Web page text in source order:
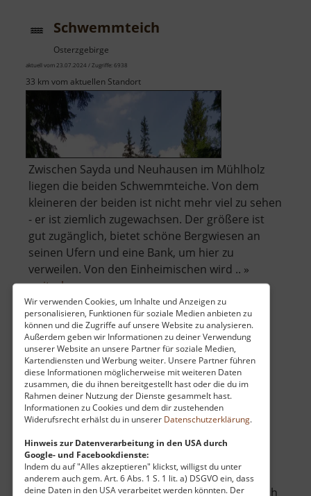
Wir verwenden Cookies, um Inhalte und Anzeigen zu
personalisieren, Funktionen für soziale Medien anbieten zu
können und die Zugriffe auf unsere Website zu analysieren.
Außerdem geben wir Informationen zu deiner Verwendung
unserer Website an unsere Partner für soziale Medien,
Kartendiensten und Werbung weiter. Unsere Partner führen
diese Informationen möglicherweise mit weiteren Daten
zusammen, die du ihnen bereitgestellt hast oder die du im
Rahmen deiner Nutzung der Dienste gesammelt hast.
Informationen zu Cookies und dem dir zustehenden
Widerufsrecht erhälst du in unserer Datenschutzerklärung.
Hinweis zur Datenverarbeitung in den USA durch
Google- und Facebookdienste:
Indem du auf "Alles akzeptieren" klickst, willigst du unter
anderem auch gem. Art. 6 Abs. 1 S. 1 lit. a) DSGVO ein, dass
deine Daten in den USA verarbeitet werden könnten. Der
Schwemmteich
Osterzgebirge
aktuell vom 23.07.2024 / Zugriffe: 6938
33 km vom aktuellen Standort
Zwischen Sayda und Neuhausen im Mühlholz
liegen die beiden Schwemmteiche. Von dem
kleineren der beiden ist nicht mehr viel zu sehen
- er ist ziemlich zugewachsen. Der größere ist
gut zugänglich, bietet schöne Bergwiesen an
seinen Ufern und eine Bank, um hier zu
verweilen. Von den Einheimischen wird .. »
weiterlesenüber
Schwemmteich
Raubschloss Liebenstein
Mittleres Erzgebirge
aktuell vom 01.10.2024 / Zugriffe: 44867
18 km vom aktuellen Standort
Hoch über der Schwarzen Pockau befinden sich